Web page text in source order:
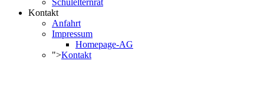
Kontakt
Anfahrt
Impressum
Homepage-AG
">Kontakt